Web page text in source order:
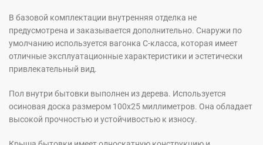
В базовой комплектации внутренняя отделка не
предусмотрена и заказывается дополнительно. Снаружи по
умолчанию используется вагонка С-класса, которая имеет
отличные эксплуатационные характеристики и эстетически
привлекательный вид.
Пол внутри бытовки выполнен из дерева. Используется
осиновая доска размером 100х25 миллиметров. Она обладает
высокой прочностью и устойчивостью к износу.